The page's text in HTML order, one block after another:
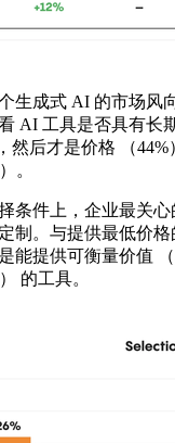
成式 AI 的市场风
AI 工具是否具有长
然后才是价格 （44%
。
件上，企业最关心
制。与提供最低价格
能提供可衡量价值
的工具。